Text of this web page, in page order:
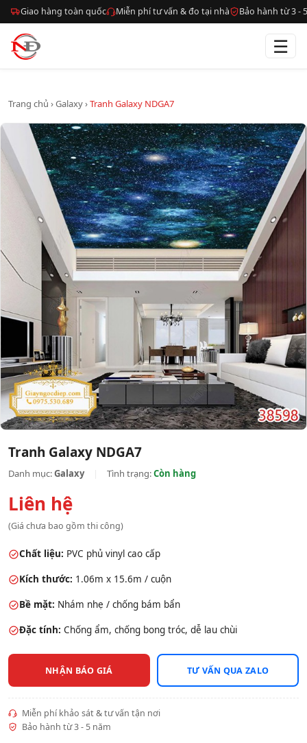
Giao hàng toàn quốc Miễn phí tư vấn & đo tại nhà Bảo hành từ 3 -
☰
Trang chủ ›Galaxy›Tranh Galaxy NDGA7
Tranh Galaxy NDGA7
Danh mục:Galaxy Tình trạng:Còn hàng
Liên hệ
(Giá chưa bao gồm thi công)
Chất liệu: PVC phủ vinyl cao cấp
Kích thước: 1.06m x 15.6m / cuộn
Bề mặt: Nhám nhẹ / chống bám bẩn
Đặc tính: Chống ẩm, chống bong tróc, dễ lau chùi
NHẬN BÁO GIÁ TƯ VẤN QUA ZALO
Miễn phí khảo sát & tư vấn tận nơi
Bảo hành từ 3 - 5 năm